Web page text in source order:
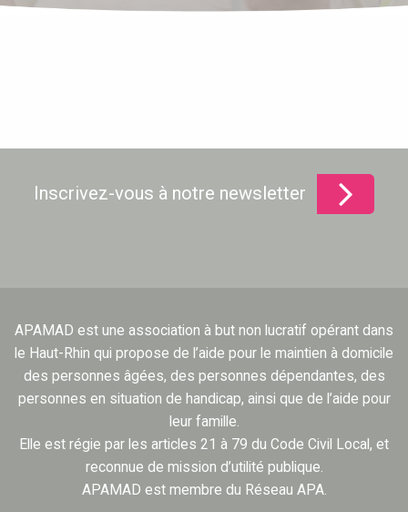
Inscrivez-vous à notre newsletter
APAMAD est une association à but non lucratif opérant dans
le Haut-Rhin qui propose de l’aide pour le maintien à domicile
des personnes âgées, des personnes dépendantes, des
personnes en situation de handicap, ainsi que de l’aide pour
leur famille.
Elle est régie par les articles 21 à 79 du Code Civil Local, et
reconnue de mission d’utilité publique.
APAMAD est membre du Réseau APA.